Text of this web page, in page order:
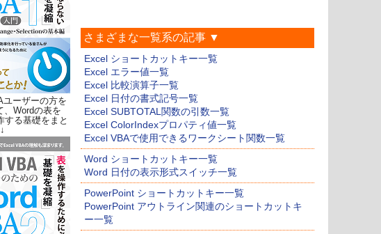
ユーザーの方を
、Wordの表を
する基礎をまと
さまざまな一覧系の記事 ▼
Excel ショートカットキー一覧
Excel エラー値一覧
Excel 比較演算子一覧
Excel 日付の書式記号一覧
Excel SUBTOTAL関数の引数一覧
Excel ColorIndexプロパティ値一覧
Excel VBAで使用できるワークシート関数一覧
Word ショートカットキー一覧
Word 日付の表示形式スイッチ一覧
PowerPoint ショートカットキー一覧
PowerPoint アウトライン関連のショートカットキ
ー一覧